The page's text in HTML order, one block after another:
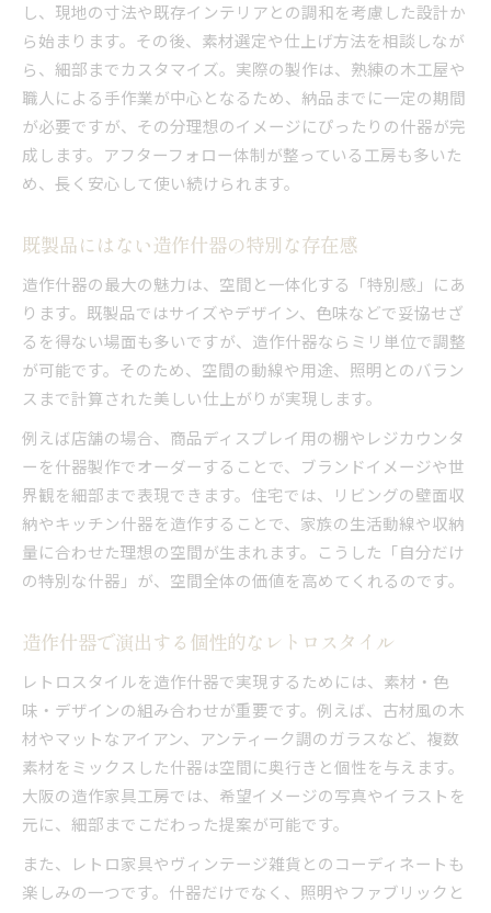
し、現地の寸法や既存インテリアとの調和を考慮した設計か
ら始まります。その後、素材選定や仕上げ方法を相談しなが
ら、細部までカスタマイズ。実際の製作は、熟練の木工屋や
職人による手作業が中心となるため、納品までに一定の期間
が必要ですが、その分理想のイメージにぴったりの什器が完
成します。アフターフォロー体制が整っている工房も多いた
め、長く安心して使い続けられます。
既製品にはない造作什器の特別な存在感
造作什器の最大の魅力は、空間と一体化する「特別感」にあ
ります。既製品ではサイズやデザイン、色味などで妥協せざ
るを得ない場面も多いですが、造作什器ならミリ単位で調整
が可能です。そのため、空間の動線や用途、照明とのバラン
スまで計算された美しい仕上がりが実現します。
例えば店舗の場合、商品ディスプレイ用の棚やレジカウンタ
ーを什器製作でオーダーすることで、ブランドイメージや世
界観を細部まで表現できます。住宅では、リビングの壁面収
納やキッチン什器を造作することで、家族の生活動線や収納
量に合わせた理想の空間が生まれます。こうした「自分だけ
の特別な什器」が、空間全体の価値を高めてくれるのです。
造作什器で演出する個性的なレトロスタイル
レトロスタイルを造作什器で実現するためには、素材・色
味・デザインの組み合わせが重要です。例えば、古材風の木
材やマットなアイアン、アンティーク調のガラスなど、複数
素材をミックスした什器は空間に奥行きと個性を与えます。
大阪の造作家具工房では、希望イメージの写真やイラストを
元に、細部までこだわった提案が可能です。
また、レトロ家具やヴィンテージ雑貨とのコーディネートも
楽しみの一つです。什器だけでなく、照明やファブリックと